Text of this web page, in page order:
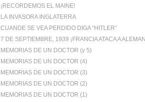
¡RECORDEMOS EL MAINE!
LA INVASORA INGLATERRA
CUANDE SE VEA PERDIDO DIGA “HITLER”
7 DE SEPTIEMBRE, 1939 ¡FRANCIA ATACA A
MEMORIAS DE UN DOCTOR (y 5)
MEMORIAS DE UN DOCTOR (4)
MEMORIAS DE UN DOCTOR (3)
MEMORIAS DE UN DOCTOR (2)
MEMORIAS DE UN DOCTOR (1)